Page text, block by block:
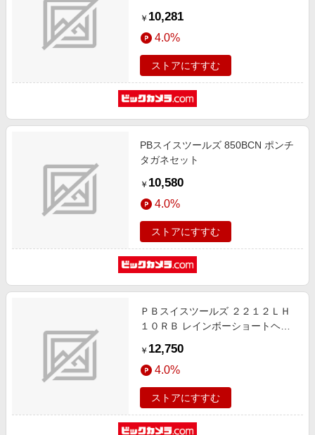
￥ 10,281
4.0%
ストアにすすむ
PBスイスツールズ 850BCN ポンチ
タガネセット
￥ 10,580
4.0%
ストアにすすむ
ＰＢスイスツールズ ２２１２ＬＨ
１０ＲＢ レインボーショートヘッ
￥ 12,750
4.0%
ストアにすすむ